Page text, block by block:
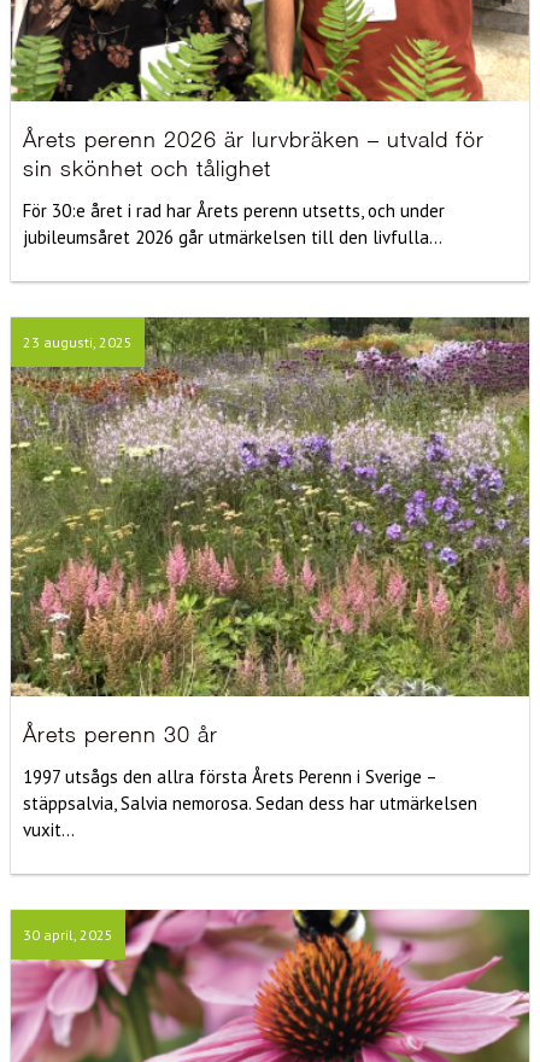
Årets perenn 2026 är lurvbräken – utvald för
sin skönhet och tålighet
För 30:e året i rad har Årets perenn utsetts, och under
jubileumsåret 2026 går utmärkelsen till den livfulla...
23 augusti, 2025
Årets perenn 30 år
1997 utsågs den allra första Årets Perenn i Sverige –
stäppsalvia, Salvia nemorosa. Sedan dess har utmärkelsen
vuxit...
30 april, 2025